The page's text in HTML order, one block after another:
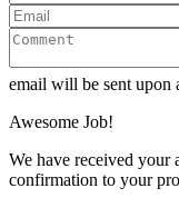
email will be sent upon
Awesome Job!
We have received your
confirmation to your